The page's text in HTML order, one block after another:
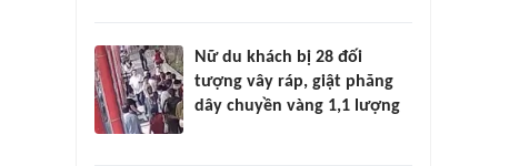
Nữ du khách bị 28 đối
tượng vây ráp, giật phăng
dây chuyền vàng 1,1 lượng